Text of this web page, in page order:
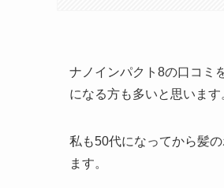
ナノインパクト8の口コミ
になる方も多いと思います
私も50代になってから髪
ます。